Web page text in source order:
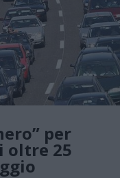
per
oltre 25